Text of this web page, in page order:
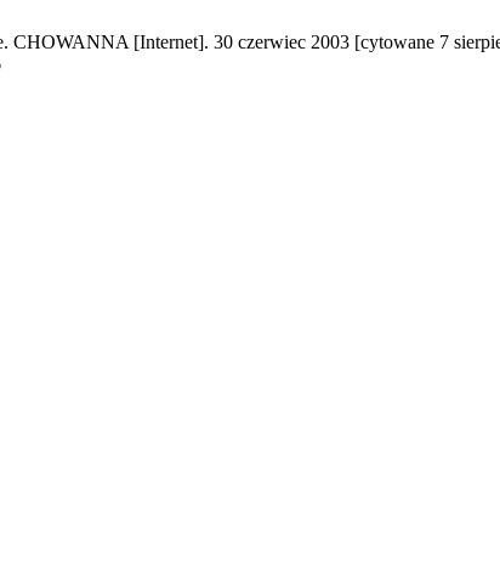
[Internet]. 30 czerwiec 2003 [cytowane 7